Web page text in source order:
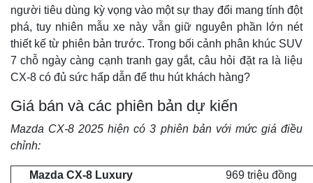
người tiêu dùng kỳ vọng vào một sự thay đổi mang tính đột
phá, tuy nhiên mẫu xe này vẫn giữ nguyên phần lớn nét
thiết kế từ phiên bản trước. Trong bối cảnh phân khúc SUV
7 chỗ ngày càng cạnh tranh gay gắt, câu hỏi đặt ra là liệu
CX-8 có đủ sức hấp dẫn để thu hút khách hàng?
Giá bán và các phiên bản dự kiến
Mazda CX-8 2025 hiện có 3 phiên bản với mức giá điều
chỉnh:
Mazda CX-8 Luxury
969 triệu đồng